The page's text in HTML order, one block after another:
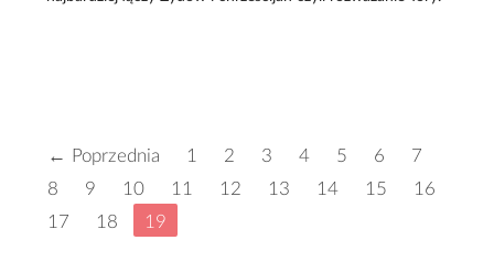
← Poprzednia 1 2 3 4 5 6
7
8
9 10 11 12 13 14 15
16
17
18 19